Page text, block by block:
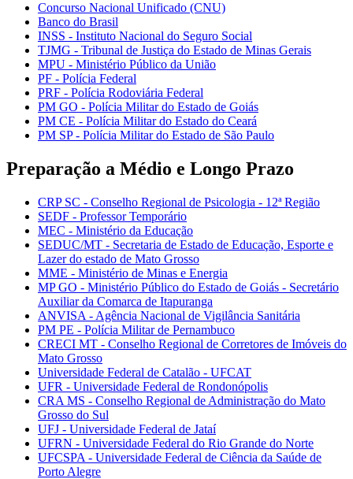
Concurso Nacional Unificado (CNU)
Banco do Brasil
INSS - Instituto Nacional do Seguro Social
TJMG - Tribunal de Justiça do Estado de Minas Gerais
MPU - Ministério Público da União
PF - Polícia Federal
PRF - Polícia Rodoviária Federal
PM GO - Polícia Militar do Estado de Goiás
PM CE - Polícia Militar do Estado do Ceará
PM SP - Polícia Militar do Estado de São Paulo
Preparação a Médio e Longo Prazo
CRP SC - Conselho Regional de Psicologia - 12ª Região
SEDF - Professor Temporário
MEC - Ministério da Educação
SEDUC/MT - Secretaria de Estado de Educação, Esporte e
Lazer do estado de Mato Grosso
MME - Ministério de Minas e Energia
MP GO - Ministério Público do Estado de Goiás - Secretário
Auxiliar da Comarca de Itapuranga
ANVISA - Agência Nacional de Vigilância Sanitária
PM PE - Polícia Militar de Pernambuco
CRECI MT - Conselho Regional de Corretores de Imóveis do
Mato Grosso
Universidade Federal de Catalão - UFCAT
UFR - Universidade Federal de Rondonópolis
CRA MS - Conselho Regional de Administração do Mato
Grosso do Sul
UFJ - Universidade Federal de Jataí
UFRN - Universidade Federal do Rio Grande do Norte
UFCSPA - Universidade Federal de Ciência da Saúde de
Porto Alegre